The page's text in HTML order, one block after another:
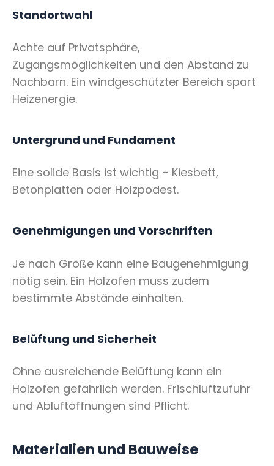
Standortwahl
Achte auf Privatsphäre,
Zugangsmöglichkeiten und den Abstand zu
Nachbarn. Ein windgeschützter Bereich spart
Heizenergie.
Untergrund und Fundament
Eine solide Basis ist wichtig – Kiesbett,
Betonplatten oder Holzpodest.
Genehmigungen und Vorschriften
Je nach Größe kann eine Baugenehmigung
nötig sein. Ein Holzofen muss zudem
bestimmte Abstände einhalten.
Belüftung und Sicherheit
Ohne ausreichende Belüftung kann ein
Holzofen gefährlich werden. Frischluftzufuhr
und Abluftöffnungen sind Pflicht.
Materialien und Bauweise